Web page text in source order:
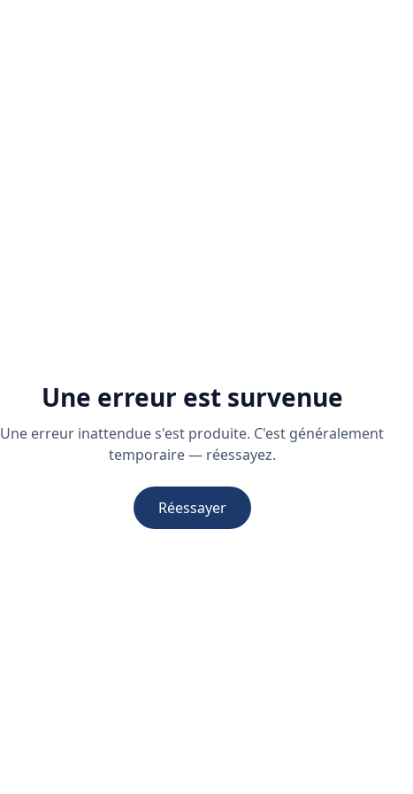
Une erreur est survenue
Une erreur inattendue s'est produite. C'est généralement
temporaire — réessayez.
Réessayer